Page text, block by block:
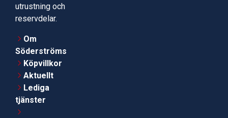
utrustning och
reservdelar.
Om
Söderströms
Köpvillkor
Aktuellt
Lediga
tjänster